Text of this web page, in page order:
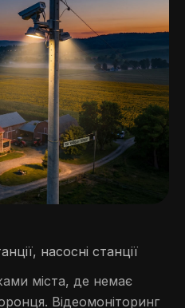
насосні станції
міста, де немає
Відеомоніторинг